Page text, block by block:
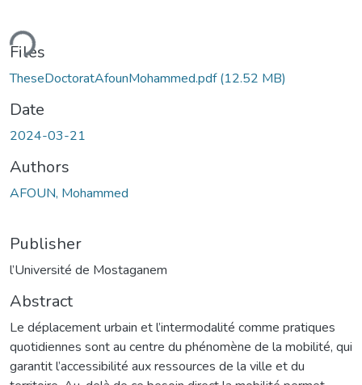
Files
TheseDoctoratAfounMohammed.pdf(12.52 MB)
Date
2024-03-21
Authors
AFOUN, Mohammed
Publisher
l’Université de Mostaganem
Abstract
Le déplacement urbain et l’intermodalité comme pratiques
quotidiennes sont au centre du phénomène de la mobilité, qui
garantit l’accessibilité aux ressources de la ville et du